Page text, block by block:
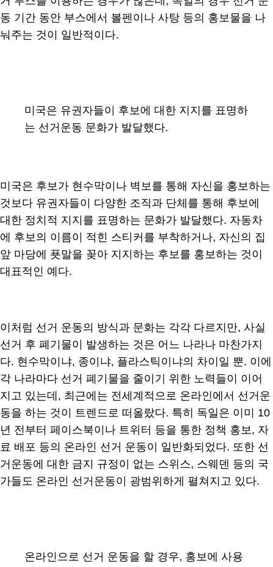
동 기간 동안 부스에서 볼펜이나 사탕 등의 홍보물을 나
눠주는 것이 일반적이다.
미국은 유권자들이 후보에 대한 지지를 표명하
는 선거운동 문화가 발달했다.
미국은 후보가 현수막이나 벽보를 통해 자신을 홍보하는
것보다 유권자들이 다양한 조직과 단체를 통해 후보에
대한 정치적 지지를 표명하는 문화가 발달했다. 자동차
에 후보의 이름이 적힌 스티커를 부착하거나, 자신의 집
앞 마당에 푯말을 꽂아 지지하는 후보를 홍보하는 것이
대표적인 예다.
이처럼 선거 운동의 방식과 문화는 각각 다르지만, 사실
선거 후 폐기물이 발생하는 것은 어느 나라나 마찬가지
다. 현수막이냐, 종이냐, 플라스틱이냐의 차이일 뿐. 이에
각 나라마다 선거 폐기물을 줄이기 위한 노력들이 이어
지고 있는데, 최근에는 전세계적으로 온라인에서 선거운
동을 하는 것이 트렌드로 떠올랐다. 특히 독일은 이미 10
년 전부터 페이스북이나 트위터 등을 통한 정책 홍보, 자
료 배포 등의 온라인 선거 운동이 일반화되었다. 또한 선
거운동에 대한 금지 규정이 없는 스위스, 스웨덴 등의 국
가들도 온라인 선거운동이 광범위하게 펼쳐지고 있다.
온라인으로 선거 운동을 할 경우, 홍보에 사용